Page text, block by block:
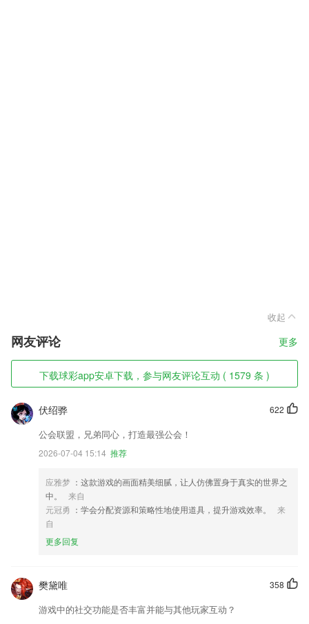
收起
网友评论 更多
下载球彩app安卓下载，参与网友评论互动 ( 1579 条 )
622
伏绍骅
公会联盟，兄弟同心，打造最强公会！
2026-07-04 15:14 推荐
应雅梦 ：这款游戏的画面精美细腻，让人仿佛置身于真实的世界之
中。
来自
元冠勇 ：学会分配资源和策略性地使用道具，提升游戏效率。
来
自
更多回复
358
樊黛唯
游戏中的社交功能是否丰富并能与其他玩家互动？